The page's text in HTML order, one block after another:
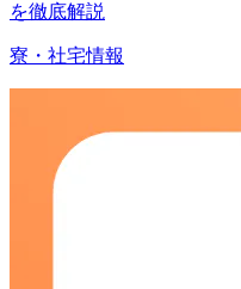
を徹底解説
寮・社宅情報